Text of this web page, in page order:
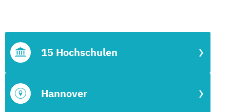
Hannover
15 Hochschulen